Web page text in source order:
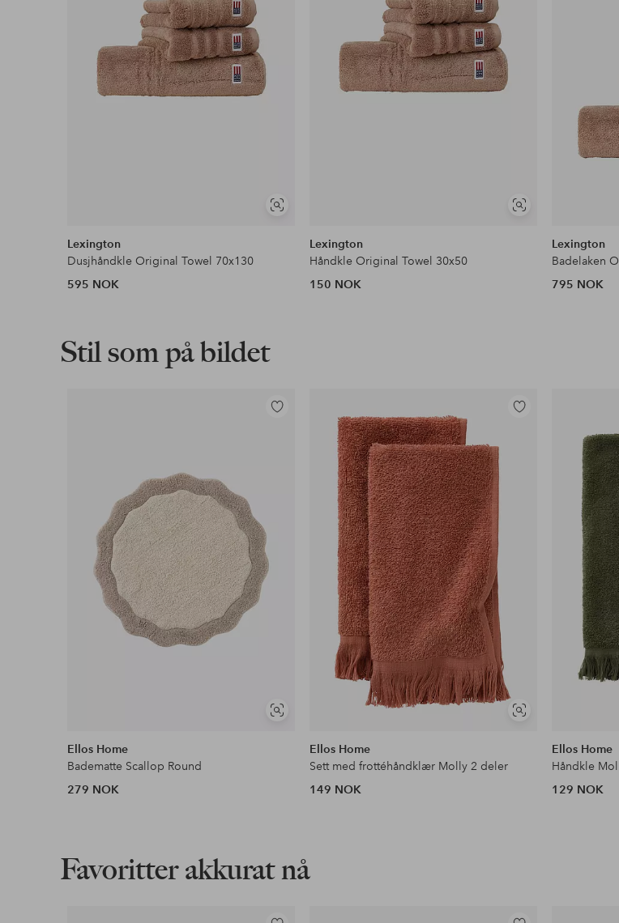
Vis
Lexington
Dusjhåndkle Original Towel 70x130
595 NOK
Vis
Lexington
Håndkle Original Towel 30x50
150 NOK
Lexington
Badelaken
795 NOK
Stil som på bildet
Vis
Legg
Ellos Home
Badematte Scallop Round
279 NOK
Vis
Legg
Ellos Home
Sett med frottéhåndklær Molly 2 deler
149 NOK
Ellos Home
Håndkle
129 NOK
Favoritter akkurat nå